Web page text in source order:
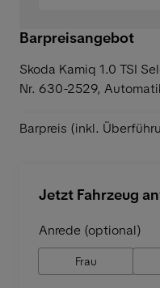
Barpreisangebot
Skoda Kamiq 1.0 TSI
Nr. 630-2529,
Barpreis (inkl.
Jetzt Fahrzeug
Anrede (optional)
Frau